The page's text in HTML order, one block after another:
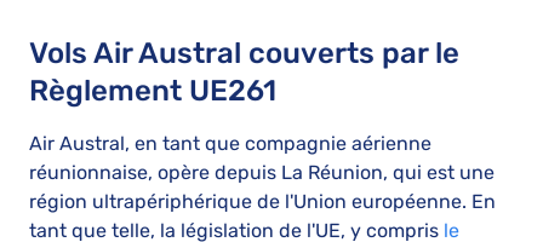
Vols Air Austral couverts par le
Règlement UE261
Air Austral, en tant que compagnie aérienne
réunionnaise, opère depuis La Réunion, qui est une
région ultrapériphérique de l'Union européenne. En
tant que telle, la législation de l'UE, y compris le